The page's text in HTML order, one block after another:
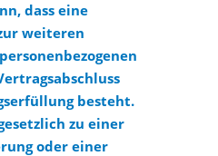
dass eine
weiteren
besteht.
zu einer
oder einer